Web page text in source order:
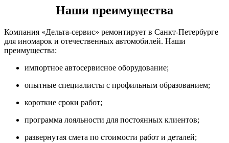
Наши преимущества
Компания «Дельта-сервис» ремонтирует в Санкт-Петербурге
для иномарок и отечественных автомобилей. Наши
преимущества:
импортное автосервисное оборудование;
опытные специалисты с профильным образованием;
короткие сроки работ;
программа лояльности для постоянных клиентов;
развернутая смета по стоимости работ и деталей;